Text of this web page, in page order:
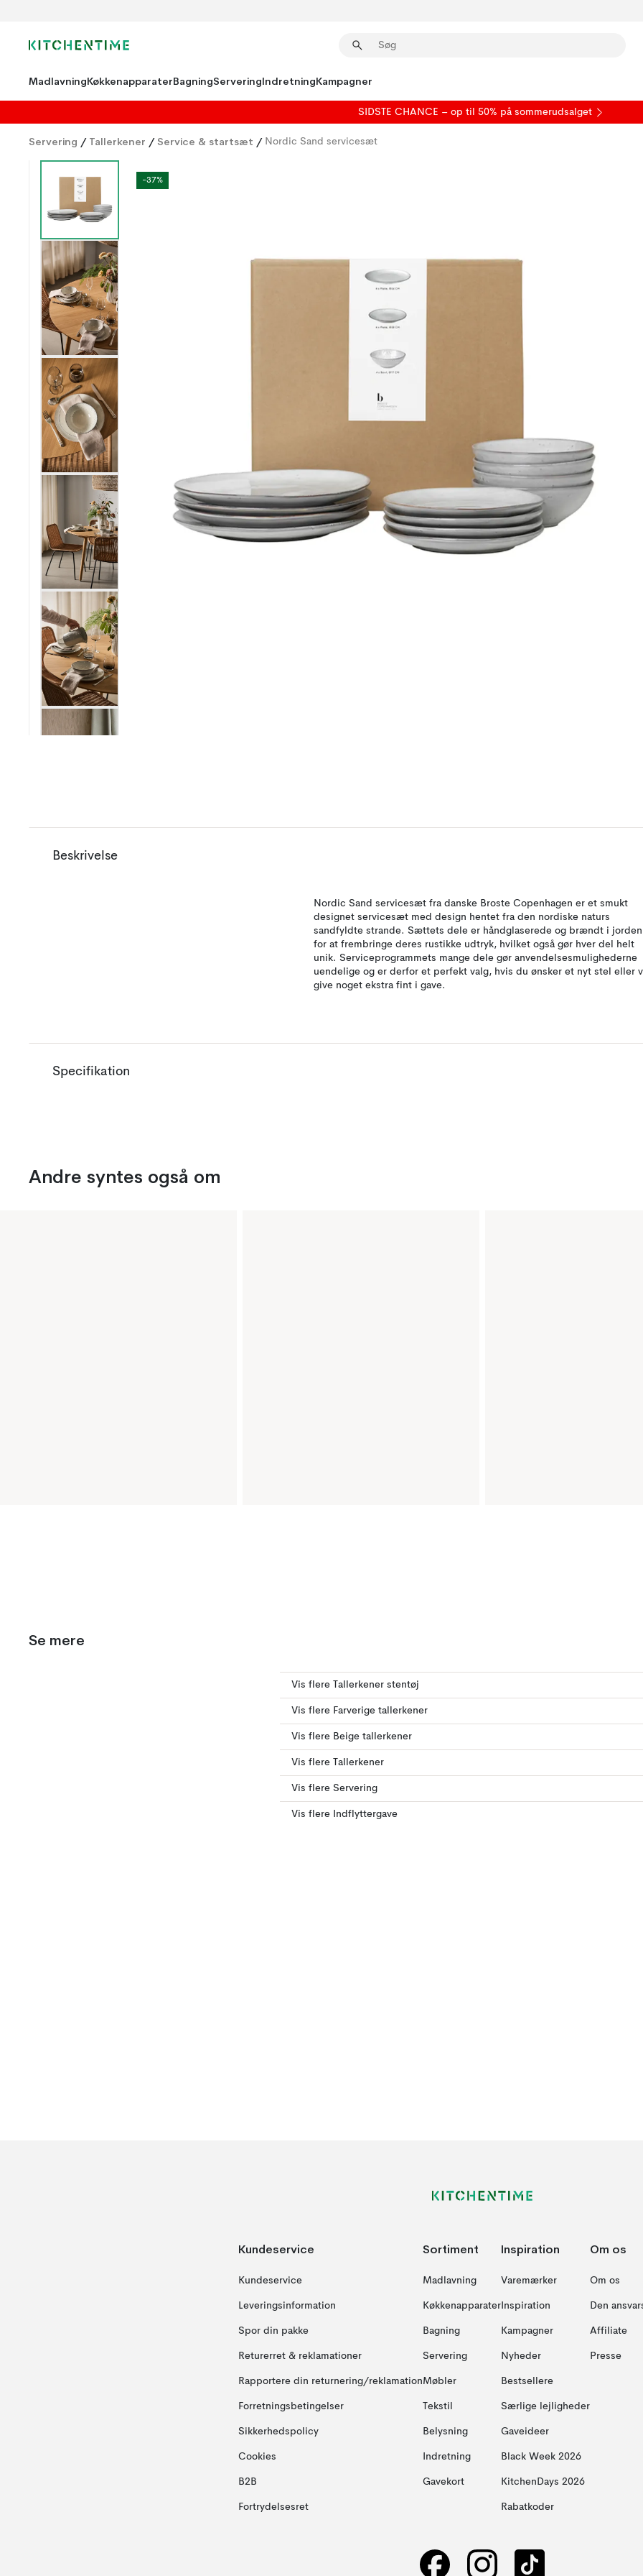
MadlavningKøkkenapparaterBagningServeringIndretningKampagner
SIDSTE CHANCE – op til 50% på sommerudsalget
Servering / Tallerkener / Service & startsæt / Nordic Sand servicesæt
-37%
Beskrivelse
Nordic Sand servicesæt fra danske Broste Copenhagen er et smukt
designet servicesæt med design hentet fra den nordiske naturs
sandfyldte strande. Sættets dele er håndglaserede og brændt i jorden
for at frembringe deres rustikke udtryk, hvilket også gør hver del helt
unik. Serviceprogrammets mange dele gør anvendelsesmulighederne
uendelige og er derfor et perfekt valg, hvis du ønsker et nyt stel eller
give noget ekstra fint i gave.
Specifikation
Andre syntes også om
Se mere
Vis flere Tallerkener stentøj
Vis flere Farverige tallerkener
Vis flere Beige tallerkener
Vis flere Tallerkener
Vis flere Servering
Vis flere Indflyttergave
Kundeservice
Kundeservice
Leveringsinformation
Spor din pakke
Returerret & reklamationer
Rapportere din returnering/reklamation
Forretningsbetingelser
Sikkerhedspolicy
Cookies
B2B
Fortrydelsesret
Sortiment
Madlavning
Køkkenapparater
Bagning
Servering
Møbler
Tekstil
Belysning
Indretning
Gavekort
Inspiration
Varemærker
Inspiration
Kampagner
Nyheder
Bestsellere
Særlige lejligheder
Gaveideer
Black Week 2026
KitchenDays 2026
Rabatkoder
Om os
Om os
Den
Affiliate
Presse